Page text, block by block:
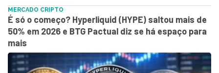
MERCADO CRIPTO
É só o começo? Hyperliquid (HYPE) saltou mais de
50% em 2026 e BTG Pactual diz se há espaço para
mais